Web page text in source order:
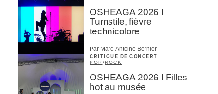
OSHEAGA 2026 I
Turnstile, fièvre
technicolore
Par Marc-Antoine Bernier
CRITIQUE DE CONCERT
POP /ROCK
OSHEAGA 2026 I Filles
hot au musée